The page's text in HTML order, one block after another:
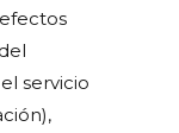
servicio